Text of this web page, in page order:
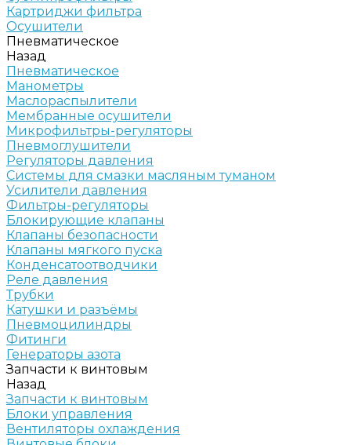
Картриджи фильтра
Осушители
Пневматическое
Назад
Пневматическое
Манометры
Маслораспылители
Мембранные осушители
Микрофильтры-регуляторы
Пневмоглушители
Регуляторы давления
Системы для смазки масляным туманом
Усилители давления
Фильтры-регуляторы
Блокирующие клапаны
Клапаны безопасности
Клапаны мягкого пуска
Конденсатоотводчики
Реле давления
Трубки
Катушки и разъёмы
Пневмоцилиндры
Фитинги
Генераторы азота
Запчасти к винтовым
Назад
Запчасти к винтовым
Блоки управления
Вентиляторы охлаждения